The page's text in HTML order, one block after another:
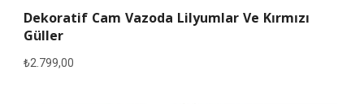
Dekoratif Cam Vazoda Lilyumlar Ve Kırmızı
Güller
₺2.799,00